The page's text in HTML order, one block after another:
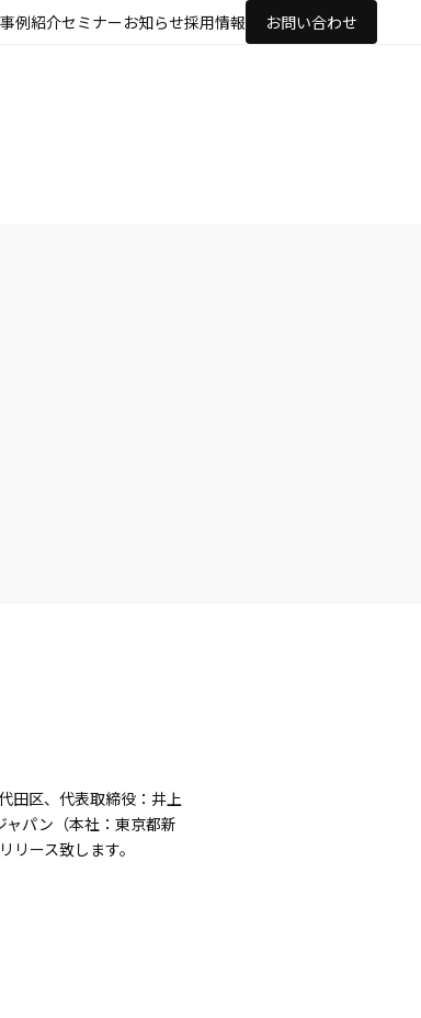
事例紹介セミナーお知らせ採用情報 お問い合わせ
田区、代表取締役：井上
パン（本社：東京都新
ース致します。